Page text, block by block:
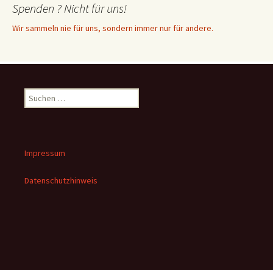
Spenden ? Nicht für uns!
Wir sammeln nie für uns, sondern immer nur für andere.
Suchen
nach:
Impressum
Datenschutzhinweis